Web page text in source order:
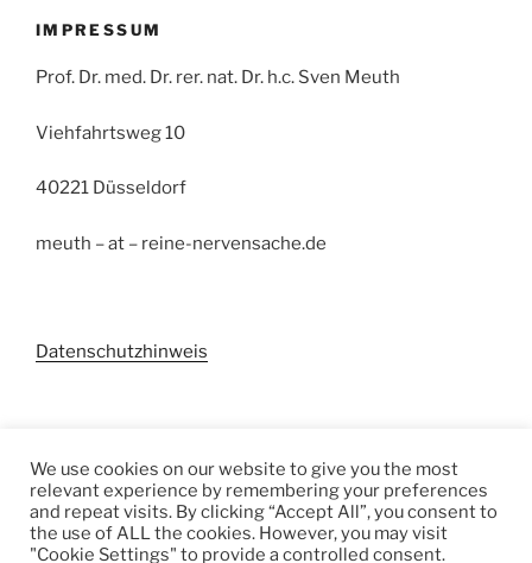
IMPRESSUM
Prof. Dr. med. Dr. rer. nat. Dr. h.c. Sven Meuth
Viehfahrtsweg 10
40221 Düsseldorf
meuth – at – reine-nervensache.de
Datenschutzhinweis
Suchen
Suchen
We use cookies on our website to give you the most
relevant experience by remembering your preferences
and repeat visits. By clicking “Accept All”, you consent to
the use of ALL the cookies. However, you may visit
"Cookie Settings" to provide a controlled consent.